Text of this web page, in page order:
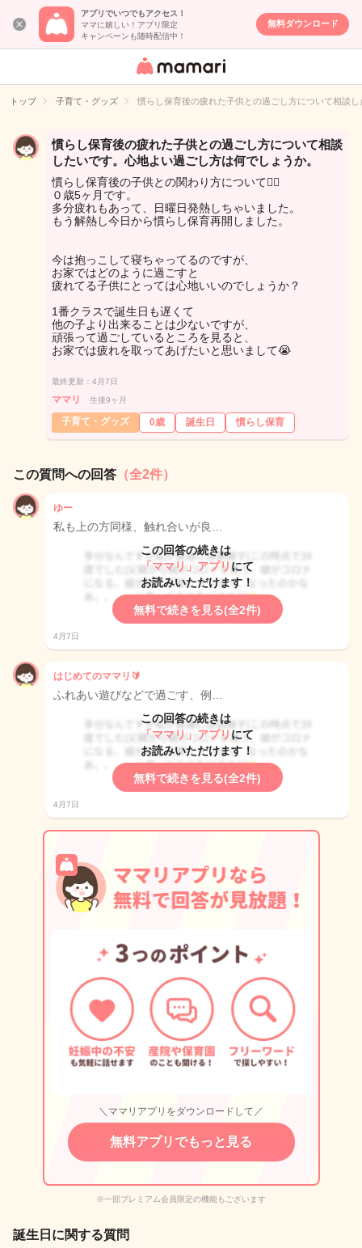
アプリでいつでもアクセス！
ママに嬉しい！アプリ限定
キャンペーンも随時配信中！
無料ダウンロード
女性専用匿名QA
イト
トップ 子育て・グッズ 慣らし保育後の疲れた子供との過ごし方について相談
慣らし保育後の疲れた子供との過ごし方について相談
したいです。心地よい過ごし方は何でしょうか。
慣らし保育後の子供との関わり方について🙇‍♀️
０歳5ヶ月です。
多分疲れもあって、日曜日発熱しちゃいました。
もう解熱し今日から慣らし保育再開しました。
今は抱っこして寝ちゃってるのですが、
お家ではどのように過ごすと
疲れてる子供にとっては心地いいのでしょうか？
1番クラスで誕生日も遅くて
他の子より出来ることは少ないですが、
頑張って過ごしているところを見ると、
お家では疲れを取ってあげたいと思いまして😭
最終更新：4月7日
ママリ 生後9ヶ月
子育て・グッズ 0歳 誕生日 慣らし保育
この質問への回答 （全2件）
ゆー
私も上の方同様、触れ合いが良…
この回答の続きは
「ママリ」アプリ にて
お読みいただけます！
無料で続きを見る(全2件)
4月7日
はじめてのママリ🔰
ふれあい遊びなどで過ごす、例…
この回答の続きは
「ママリ」アプリ にて
お読みいただけます！
無料で続きを見る(全2件)
4月7日
＼ママリアプリをダウンロードして／
無料アプリでもっと見る
※一部プレミアム会員限定の機能もございます
誕生日に関する質問